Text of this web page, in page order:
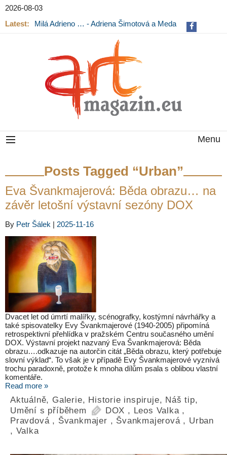
2026-08-03
Latest:
Milá Adrieno … - Adriena Šimotová a Meda
Menu
Posts Tagged “Urban”
Eva Švankmajerová: Běda obrazu… na
závěr letošní výstavní sezóny DOX
By Petr Šálek | 2025-11-16
Dvacet let od úmrtí malířky, scénografky, kostýmní návrhářky a
také spisovatelky Evy Švankmajerové (1940-2005) připomíná
retrospektivní přehlídka v pražském Centru současného umění
DOX. Výstavní projekt nazvaný Eva Švankmajerová: Běda
obrazu….odkazuje na autorčin citát „Běda obrazu, který potřebuje
slovní výklad“. To však je v případě Evy Švankmajerové vyznívá
trochu paradoxně, protože k mnoha dílům psala s oblibou vlastní
komentáře.
Read more »
Aktuálně, Galerie, Historie inspiruje, Náš tip,
Umění s příběhem
DOX , Leos Valka,
Pravdová, Švankmajer , Švankmajerová, Urban
, Valka